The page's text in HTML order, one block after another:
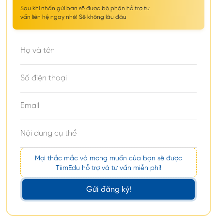
Đối với hệ tiếng Hàn
Điều kiện để được nhập học hệ tiếng Hàn tại
Cha mẹ có quốc tịch nước ngoài
Chứng minh đủ điều kiện tài chính để du học
Yêu thích, có tìm hiểu về Hàn Quốc
Sau khi nhấn gửi bạn sẽ được bộ phận hỗ trợ tư
vấn liên hệ ngay nhé! Sẽ không lâu đâu
Mọi thắc mắc và mong muốn của bạn sẽ được
TiimEdu hỗ trợ và tư vấn miễn phí!
Gửi đăng ký!